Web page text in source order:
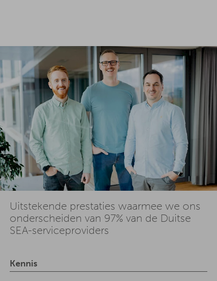
Uitstekende prestaties waarmee we ons
onderscheiden van 97% van de Duitse
SEA-serviceproviders
Kennis